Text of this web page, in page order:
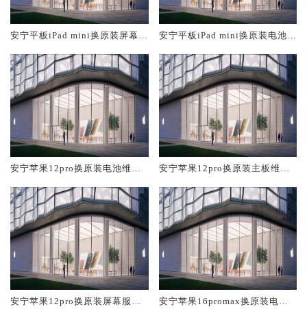
安宁平板iPad mini换原装屏幕服
安宁平板iPad mini换原装电池维
安宁苹果12pro换原装电池维修
安宁苹果12pro换原装主板维修
安宁苹果12pro换原装屏幕服务
安宁苹果16promax换原装电池